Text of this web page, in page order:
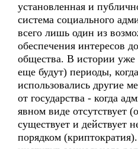
установленная и
система социального
всего лишь один из
обеспечения интересов
общества. В истории
еще будут) периоды,
использовались другие
от государства - когда
явном виде отсутствует
существует и действует
порядком